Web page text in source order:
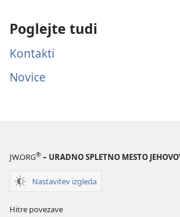
Poglejte tudi
Kontakti
Novice
JW.ORG® – URADNO SPLETNO MESTO
Nastavitev izgleda
Hitre povezave